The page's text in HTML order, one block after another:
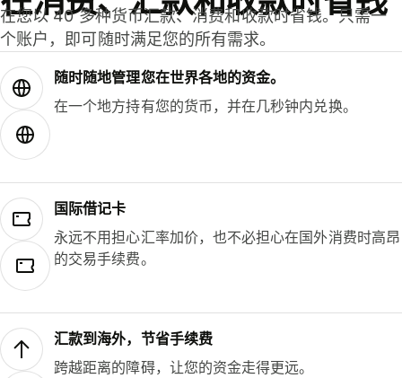
在您以 40 多种货币汇款、消费和收款时省钱。只需一
个账户，即可随时满足您的所有需求。
随时随地管理您在世界各地的资金。
在一个地方持有您的货币，并在几秒钟内兑换。
国际借记卡
永远不用担心汇率加价，也不必担心在国外消费时高昂
的交易手续费。
汇款到海外，节省手续费
跨越距离的障碍，让您的资金走得更远。